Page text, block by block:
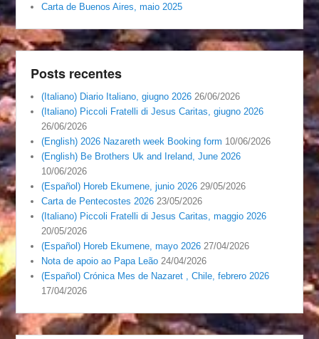
Carta de Buenos Aires, maio 2025
Posts recentes
(Italiano) Diario Italiano, giugno 2026 26/06/2026
(Italiano) Piccoli Fratelli di Jesus Caritas, giugno 2026
26/06/2026
(English) 2026 Nazareth week Booking form 10/06/2026
(English) Be Brothers Uk and Ireland, June 2026
10/06/2026
(Español) Horeb Ekumene, junio 2026 29/05/2026
Carta de Pentecostes 2026 23/05/2026
(Italiano) Piccoli Fratelli di Jesus Caritas, maggio 2026
20/05/2026
(Español) Horeb Ekumene, mayo 2026 27/04/2026
Nota de apoio ao Papa Leão 24/04/2026
(Español) Crónica Mes de Nazaret , Chile, febrero 2026
17/04/2026